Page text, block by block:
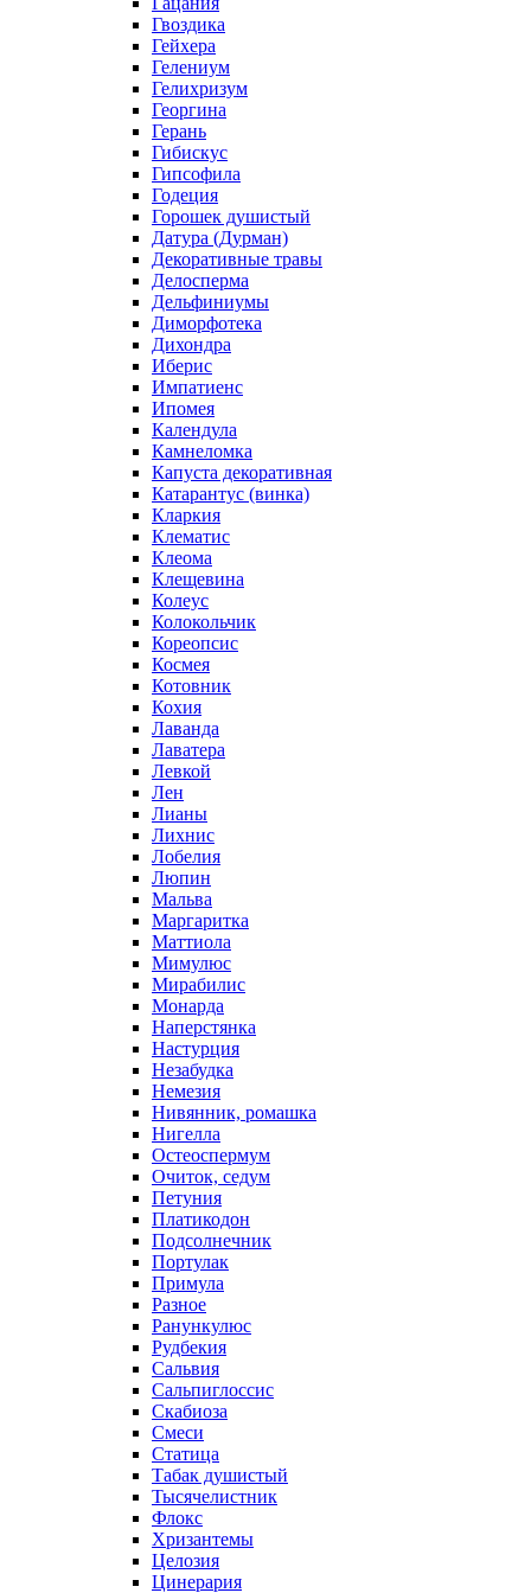
Гвоздика
Гейхера
Гелениум
Гелихризум
Георгина
Герань
Гибискус
Гипсофила
Годеция
Горошек душистый
Датура (Дурман)
Декоративные травы
Делосперма
Дельфиниумы
Диморфотека
Дихондра
Иберис
Импатиенс
Ипомея
Календула
Камнеломка
Капуста декоративная
Катарантус (винка)
Кларкия
Клематис
Клеома
Клещевина
Колеус
Колокольчик
Кореопсис
Космея
Котовник
Кохия
Лаванда
Лаватера
Левкой
Лен
Лианы
Лихнис
Лобелия
Люпин
Мальва
Маргаритка
Маттиола
Мимулюс
Мирабилис
Монарда
Наперстянка
Настурция
Незабудка
Немезия
Нивянник, ромашка
Нигелла
Остеоспермум
Очиток, седум
Петуния
Платикодон
Подсолнечник
Портулак
Примула
Разное
Ранункулюс
Рудбекия
Сальвия
Сальпиглоссис
Скабиоза
Смеси
Статица
Табак душистый
Тысячелистник
Флокс
Хризантемы
Целозия
Цинерария